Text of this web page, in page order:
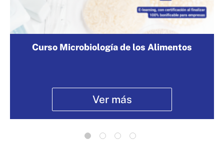
Curso Microbiología de los Alimentos
Ver más